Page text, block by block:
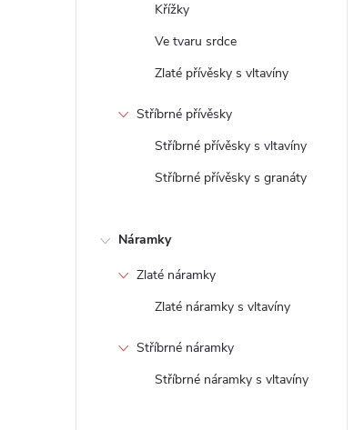
Křížky
Ve tvaru srdce
Zlaté přívěsky s vltavíny
Stříbrné přívěsky
Stříbrné přívěsky s vltavíny
Stříbrné přívěsky s granáty
Náramky
Zlaté náramky
Zlaté náramky s vltavíny
Stříbrné náramky
Stříbrné náramky s vltavíny